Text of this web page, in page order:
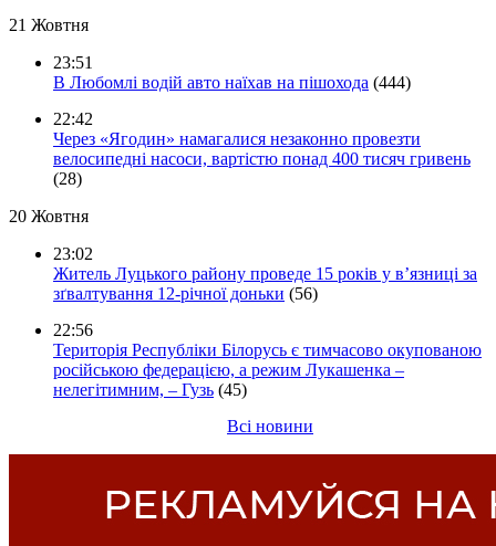
21 Жовтня
23:51
В Любомлі водій авто наїхав на пішохода (444)
22:42
Через «Ягодин» намагалися незаконно провезти
велосипедні насоси, вартістю понад 400 тисяч гривень
(28)
20 Жовтня
23:02
Житель Луцького району проведе 15 років у в’язниці за
зґвалтування 12-річної доньки (56)
22:56
Територія Республіки Білорусь є тимчасово окупованою
російською федерацією, а режим Лукашенка –
нелегітимним, – Гузь (45)
Всі новини